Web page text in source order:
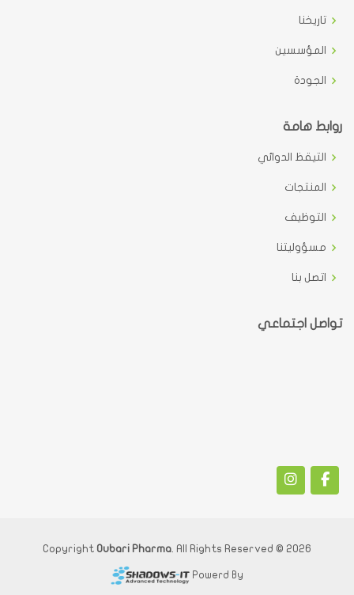
تاريخنا
المؤسسين
الجودة
روابط هامة
التيقظ الدوائي
المنتجات
التوظيف
مسؤوليتنا
اتصل بنا
تواصل اجتماعي
2026 © Copyright
Oubari Pharma. All Rights Reserved
Powerd By